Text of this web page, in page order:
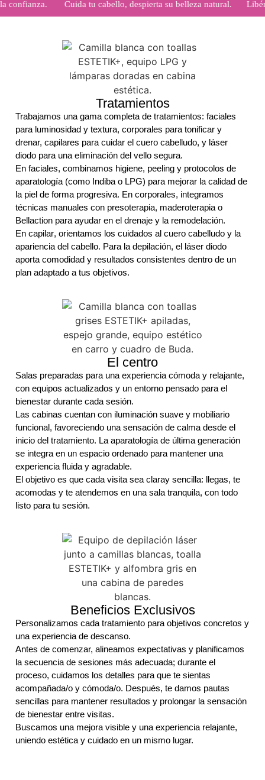
confianza. Cuida tu cabello, despierta su belleza natural.-----
Tratamientos
Trabajamos una gama completa de tratamientos: faciales
para luminosidad y textura, corporales para tonificar y
drenar, capilares para cuidar el cuero cabelludo, y láser
diodo para una eliminación del vello segura.
En faciales, combinamos higiene, peeling y protocolos de
aparatología (como Indiba o LPG) para mejorar la calidad de
la piel de forma progresiva. En corporales, integramos
técnicas manuales con presoterapia, maderoterapia o
Bellaction para ayudar en el drenaje y la remodelación.
En capilar, orientamos los cuidados al cuero cabelludo y la
apariencia del cabello. Para la depilación, el láser diodo
aporta comodidad y resultados consistentes dentro de un
plan adaptado a tus objetivos.
El centro
Salas preparadas para una experiencia cómoda y relajante,
con equipos actualizados y un entorno pensado para el
bienestar durante cada sesión.
Las cabinas cuentan con iluminación suave y mobiliario
funcional, favoreciendo una sensación de calma desde el
inicio del tratamiento. La aparatología de última generación
se integra en un espacio ordenado para mantener una
experiencia fluida y agradable.
El objetivo es que cada visita sea claray sencilla: llegas, te
acomodas y te atendemos en una sala tranquila, con todo
listo para tu sesión.
Beneficios Exclusivos
Personalizamos cada tratamiento para objetivos concretos y
una experiencia de descanso.
Antes de comenzar, alineamos expectativas y planificamos
la secuencia de sesiones más adecuada; durante el
proceso, cuidamos los detalles para que te sientas
acompañada/o y cómoda/o. Después, te damos pautas
sencillas para mantener resultados y prolongar la sensación
de bienestar entre visitas.
Buscamos una mejora visible y una experiencia relajante,
uniendo estética y cuidado en un mismo lugar.